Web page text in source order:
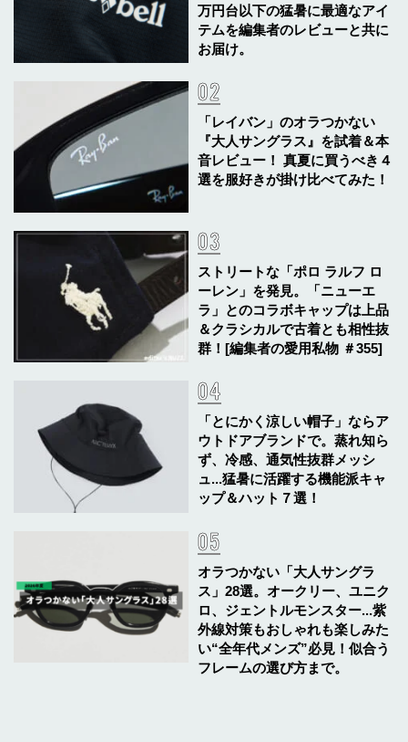
万円台以下の猛暑に最適なアイ
テムを編集者のレビューと共に
お届け。
「レイバン」のオラつかない
『大人サングラス』を試着＆本
音レビュー！ 真夏に買うべき４
選を服好きが掛け比べてみた！
ストリートな「ポロ ラルフ ロ
ーレン」を発見。「ニューエ
ラ」とのコラボキャップは上品
＆クラシカルで古着とも相性抜
群！[編集者の愛用私物 ＃355]
「とにかく涼しい帽子」ならア
ウトドアブランドで。蒸れ知ら
ず、冷感、通気性抜群メッシ
ュ...猛暑に活躍する機能派キャ
ップ＆ハット７選！
オラつかない「大人サングラ
ス」28選。オークリー、ユニク
ロ、ジェントルモンスター...紫
外線対策もおしゃれも楽しみた
い“全年代メンズ”必見！似合う
フレームの選び方まで。